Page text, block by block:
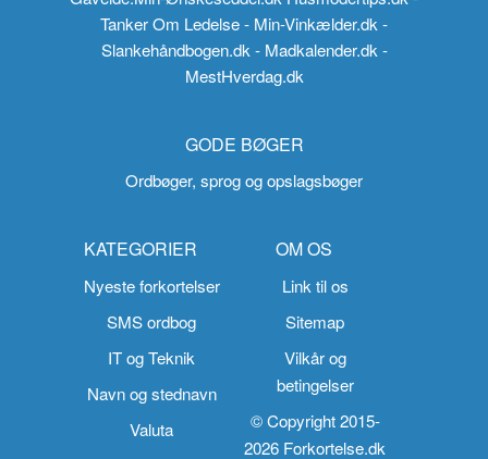
Tanker Om Ledelse- Min-Vinkælder.dk-
Slankehåndbogen.dk - Madkalender.dk -
MestHverdag.dk
GODE BØGER
Ordbøger, sprog og opslagsbøger
KATEGORIER
Nyeste forkortelser
SMS ordbog
IT og Teknik
Navn og stednavn
Valuta
OM OS
Link til os
Sitemap
Vilkår og
betingelser
© Copyright 2015-
2026 Forkortelse.dk